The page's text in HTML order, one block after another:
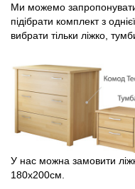
Ми можемо
підібрати комплект з
вибрати тільки ліжко,
У нас можна замовити
180х200см.